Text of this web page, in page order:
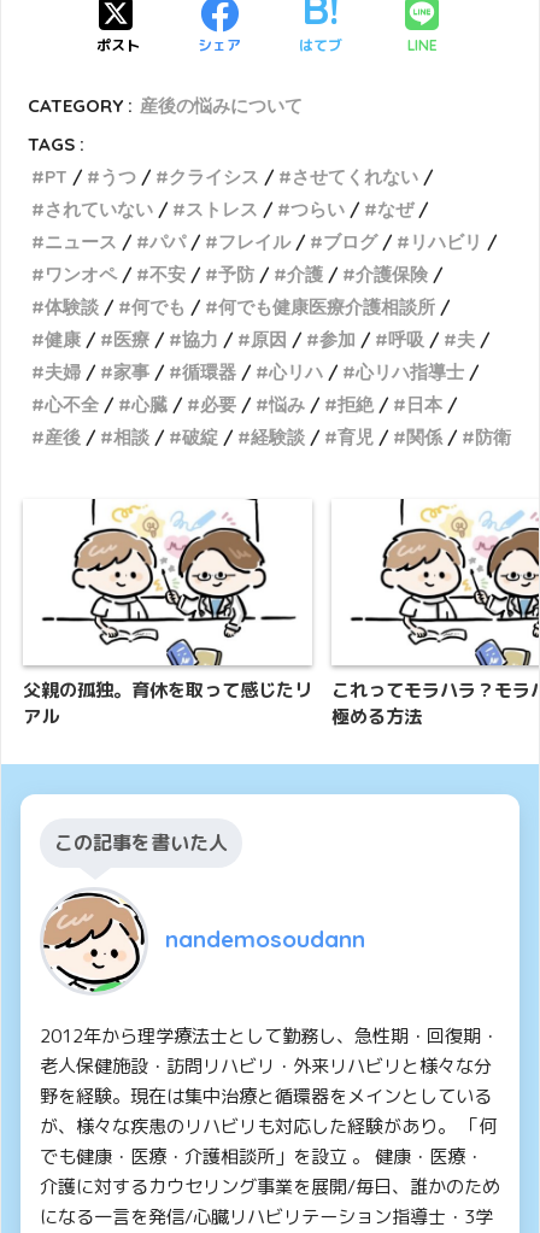
ポスト シェア はてブ LINE
CATEGORY : 産後の悩みについて
TAGS :
PT
うつ クライシス
させてくれない
されていない
ストレス つらい
なぜ
ニュース
パパ フレイル ブログ
リハビリ
ワンオペ
不安 予防 介護
介護保険
体験談
何でも
何でも健康医療介護相談所
健康
医療 協力 原因 参加 呼吸
夫
夫婦
家事 循環器 心リハ
心リハ指導士
心不全
心臓 必要 悩み 拒絶
日本
産後
相談 破綻 経験談 育児 関係 防衛
父親の孤独。育休を取って感じたリ
アル
これってモラハラ？モラ
極める方法
この記事を書いた人
nandemosoudann
2012年から理学療法士として勤務し、急性期・回復期・
老人保健施設・訪問リハビリ・外来リハビリと様々な分
野を経験。現在は集中治療と循環器をメインとしている
が、様々な疾患のリハビリも対応した経験があり。 「何
でも健康・医療・介護相談所」を設立 。 健康・医療・
介護に対するカウセリング事業を展開/毎日、誰かのため
になる一言を発信/心臓リハビリテーション指導士・3学